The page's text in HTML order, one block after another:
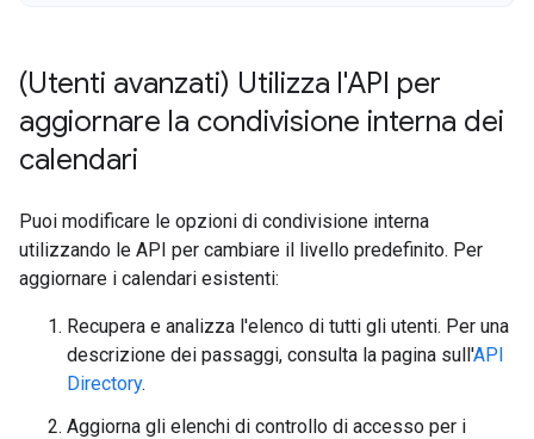
(Utenti avanzati) Utilizza l'API per
aggiornare la condivisione interna dei
calendari
Puoi modificare le opzioni di condivisione interna
utilizzando le API per cambiare il livello predefinito. Per
aggiornare i calendari esistenti:
Recupera e analizza l'elenco di tutti gli utenti. Per una
descrizione dei passaggi, consulta la pagina sull'API
Directory.
Aggiorna gli elenchi di controllo di accesso per i